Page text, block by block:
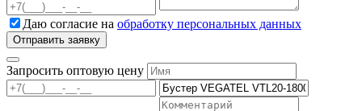
Даю согласие на обработку персональных данных
Запросить оптовую цену